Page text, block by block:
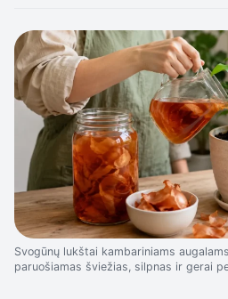
Svogūnų lukštai kambariniams
paruošiamas šviežias, silpnas ir gerai